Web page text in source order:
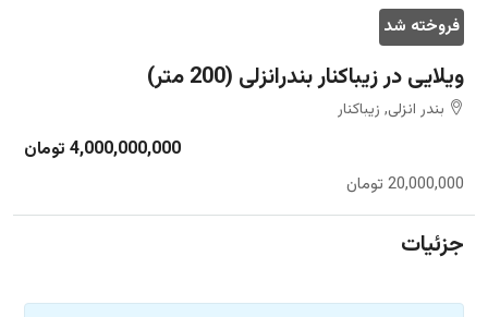
فروخته شد
ویلایی در زیباکنار بندرانزلی (200 متر)
بندر انزلی, زیباکنار
4,000,000,000 تومان
20,000,000 تومان
جزئیات